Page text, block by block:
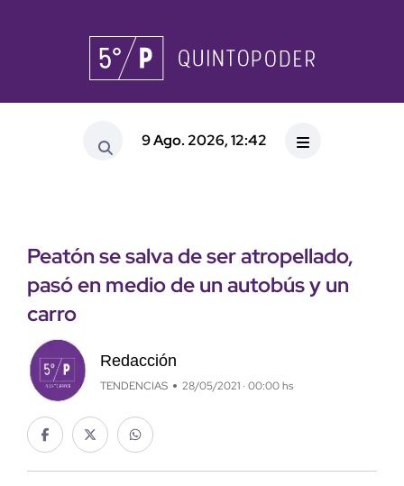
9 Ago. 2026, 12:42
Peatón se salva de ser atropellado,
pasó en medio de un autobús y un
carro
Redacción
TENDENCIAS 28/05/2021 · 00:00 hs